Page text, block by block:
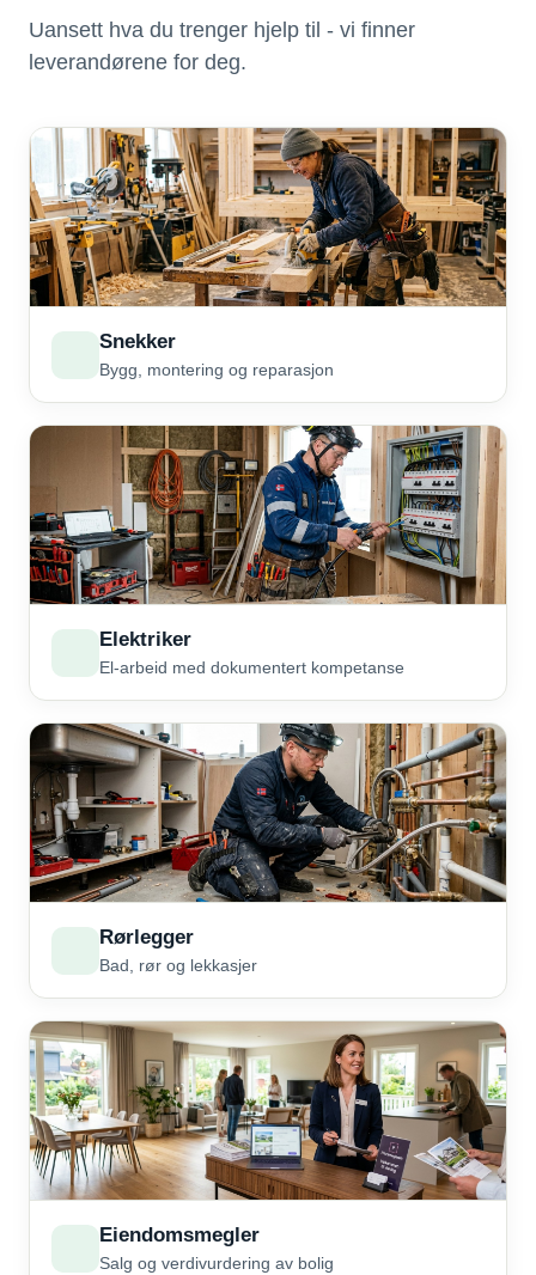
Uansett hva du trenger hjelp til - vi finner
leverandørene for deg.
Snekker
Bygg, montering og reparasjon
Elektriker
El-arbeid med dokumentert kompetanse
Rørlegger
Bad, rør og lekkasjer
Eiendomsmegler
Salg og verdivurdering av bolig